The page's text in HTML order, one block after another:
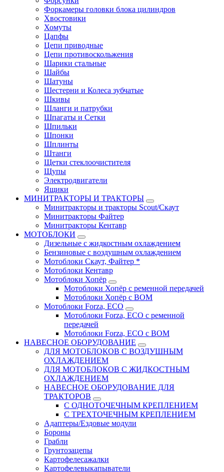
Форкамеры головки блока цилиндров
Хвостовики
Хомуты
Цапфы
Цепи приводные
Цепи противоскольжения
Шарики стальные
Шайбы
Шатуны
Шестерни и Колеса зубчатые
Шкивы
Шланги и патрубки
Шпагаты и Сетки
Шпильки
Шпонки
Шплинты
Штанги
Щетки стеклоочистителя
Щупы
Электродвигатели
Ящики
МИНИТРАКТОРЫ И ТРАКТОРЫ
Минитракторы и тракторы Scout/Скаут
Минитракторы Файтер
Минитракторы Кентавр
МОТОБЛОКИ
Дизельные с жидкостным охлаждением
Бензиновые с воздушным охлаждением
Мотоблоки Скаут, Файтер *
Мотоблоки Кентавр
Мотоблоки Хопёр
Мотоблоки Хопёр с ременной передачей
Мотоблоки Хопёр с ВОМ
Мотоблоки Forza, ECO
Мотоблоки Forza, ЕСО с ременной
передачей
Мотоблоки Forza, ЕСО с ВОМ
НАВЕСНОЕ ОБОРУДОВАНИЕ
ДЛЯ МОТОБЛОКОВ С ВОЗДУШНЫМ
ОХЛАЖДЕНИЕМ
ДЛЯ МОТОБЛОКОВ С ЖИДКОСТНЫМ
ОХЛАЖДЕНИЕМ
НАВЕСНОЕ ОБОРУДОВАНИЕ ДЛЯ
ТРАКТОРОВ
С ОДНОТОЧЕЧНЫМ КРЕПЛЕНИЕМ
С ТРЕХТОЧЕЧНЫМ КРЕПЛЕНИЕМ
Адаптеры/Ездовые модули
Бороны
Грабли
Грунтозацепы
Картофелесажалки
Картофелевыкапыватели